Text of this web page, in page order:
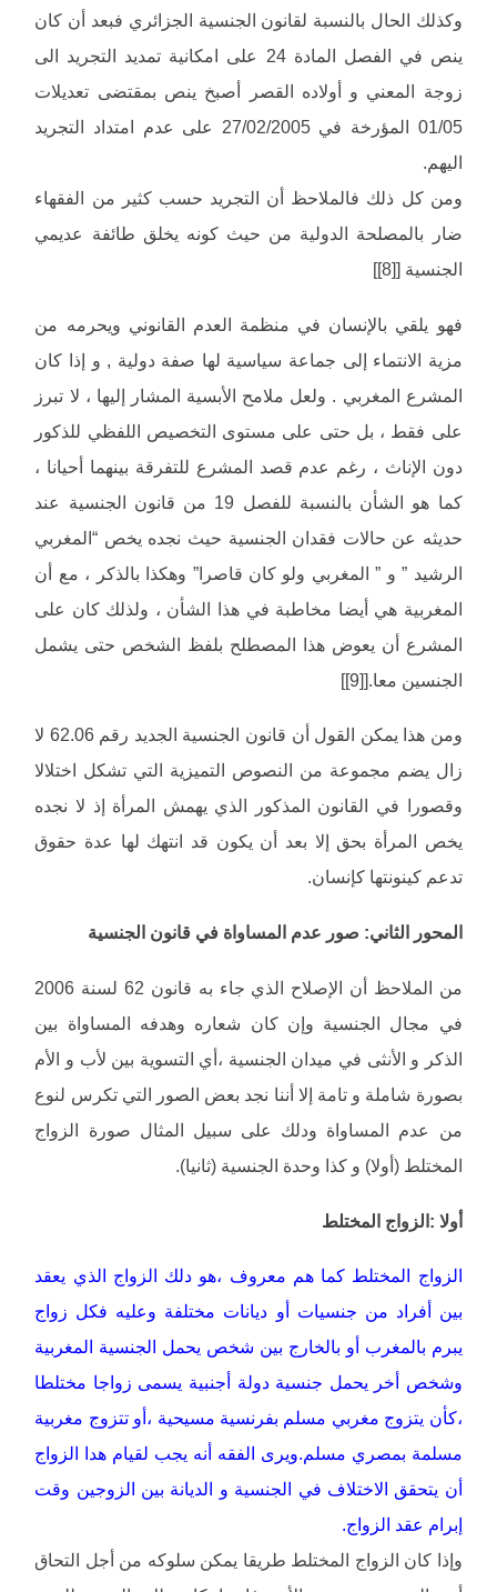
وكذلك الحال بالنسبة لقانون الجنسية الجزائري فبعد أن كان
ينص في الفصل المادة 24 على امكانية تمديد التجريد الى
زوجة المعني و أولاده القصر أصبخ ينص بمقتضى تعديلات
01/05 المؤرخة في 27/02/2005 على عدم امتداد التجريد
اليهم.
ومن كل ذلك فالملاحظ أن التجريد حسب كثير من الفقهاء
ضار بالمصلحة الدولية من حيث كونه يخلق طائفة عديمي
الجنسية [[8]]
فهو يلقي بالإنسان في منظمة العدم القانوني ويحرمه من
مزية الانتماء إلى جماعة سياسية لها صفة دولية , و إذا كان
المشرع المغربي . ولعل ملامح الأبسية المشار إليها ، لا تبرز
على فقط ، بل حتى على مستوى التخصيص اللفظي للذكور
دون الإناث ، رغم عدم قصد المشرع للتفرقة بينهما أحيانا ،
كما هو الشأن بالنسبة للفصل 19 من قانون الجنسية عند
حديثه عن حالات فقدان الجنسية حيث نجده يخص “المغربي
الرشيد ” و ” المغربي ولو كان قاصرا” وهكذا بالذكر ، مع أن
المغربية هي أيضا مخاطبة في هذا الشأن ، ولذلك كان على
المشرع أن يعوض هذا المصطلح بلفظ الشخص حتى يشمل
الجنسين معا.[[9]]
ومن هذا يمكن القول أن قانون الجنسية الجديد رقم 62.06 لا
زال يضم مجموعة من النصوص التميزية التي تشكل اختلالا
وقصورا في القانون المذكور الذي يهمش المرأة إذ لا نجده
يخص المرأة بحق إلا بعد أن يكون قد انتهك لها عدة حقوق
تدعم كينونتها كإنسان.
المحور الثاني: صور عدم المساواة في قانون الجنسية
من الملاحظ أن الإصلاح الذي جاء به قانون 62 لسنة 2006
في مجال الجنسية وإن كان شعاره وهدفه المساواة بين
الذكر و الأنثى في ميدان الجنسية ،أي التسوية بين لأب و الأم
بصورة شاملة و تامة إلا أننا نجد بعض الصور التي تكرس لنوع
من عدم المساواة ودلك على سبيل المثال صورة الزواج
المختلط (أولا) و كذا وحدة الجنسية (ثانيا).
أولا :الزواج المختلط
الزواج المختلط كما هم معروف ،هو دلك الزواج الذي يعقد
بين أفراد من جنسيات أو ديانات مختلفة وعليه فكل زواج
يبرم بالمغرب أو بالخارج بين شخص يحمل الجنسية المغربية
وشخص أخر يحمل جنسية دولة أجنبية يسمى زواجا مختلطا
،كأن يتزوج مغربي مسلم بفرنسية مسيحية ،أو تتزوج مغربية
مسلمة بمصري مسلم.ويرى الفقه أنه يجب لقيام هدا الزواج
أن يتحقق الاختلاف في الجنسية و الديانة بين الزوجين وقت
إبرام عقد الزواج.
وإذا كان الزواج المختلط طريقا يمكن سلوكه من أجل التحاق